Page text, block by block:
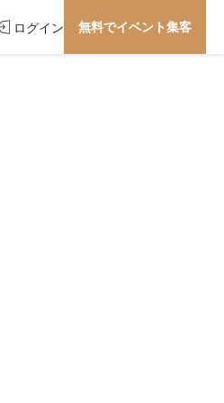
ログイン 無料でイベント集客